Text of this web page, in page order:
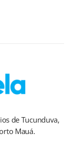
de Tucunduva,
Mauá.